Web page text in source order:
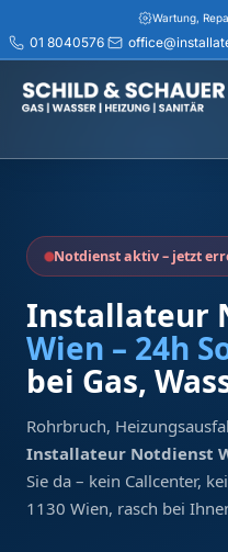
Wartung,
Rasche Hilfe bei
Jetzt Termin
01 8040576
Notdienst aktiv – jetzt
Installateur
Wien – 24h
bei Gas,
Rohrbruch,
Installateur Notdienst
Sie da – kein Callcenter,
1130 Wien, rasch bei